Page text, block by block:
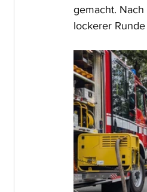
gemacht.
lockerer